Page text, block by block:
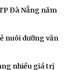
Đà Nẵng năm
nuôi dưỡng văn
nhiều giá trị